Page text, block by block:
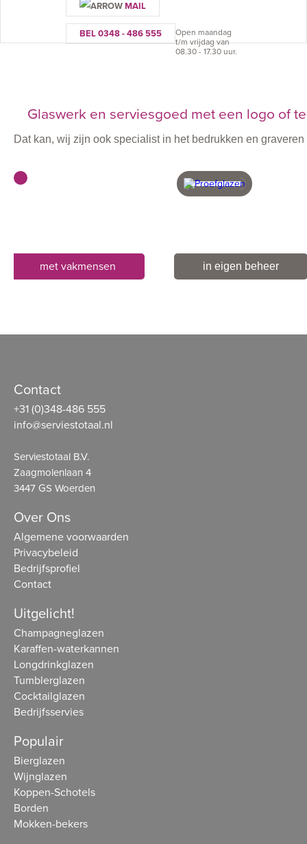
MAIL
BEL 0348 - 486 555
Open maandag
t/m vrijdag van
08.30 - 17.30 uur.
Glaswerk en serviesgoed met een logo of
Dat kan, wij zijn ook specialist in het bedrukken en
met vakmensen in eigen beheer
Contact
+31 (0)348-486 555
info@serviestotaal.nl
Serviestotaal B.V.
Zaagmolenlaan 4
3447 GS Woerden
Over Ons
Algemene voorwaarden
Privacybeleid
Bedrijfsprofiel
Contact
Uitgelicht!
Champagneglazen
Karaffen-waterkannen
Longdrinkglazen
Tumblerglazen
Cocktailglazen
Bedrijfsservies
Populair
Bierglazen
Wijnglazen
Koppen-Schotels
Borden
Mokken-bekers